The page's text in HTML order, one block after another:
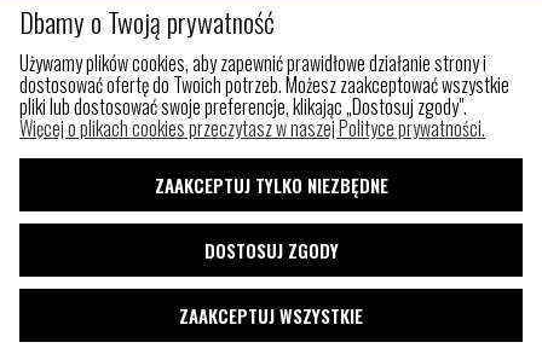
Na prezent
Z czego szyjemy
Paleta kolorów
Pakowny plecak do samolotu
Blog
Dbamy o Twoją prywatność
Używamy plików cookies, aby zapewnić prawidłowe działanie strony i
dostosować ofertę do Twoich potrzeb. Możesz zaakceptować wszystkie
pliki lub dostosować swoje preferencje, klikając „Dostosuj zgody".
Więcej o plikach cookies przeczytasz w naszej Polityce prywatności.
ZAAKCEPTUJ TYLKO NIEZBĘDNE
DOSTOSUJ ZGODY
ZAAKCEPTUJ WSZYSTKIE